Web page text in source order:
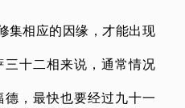
集相应的因缘，才能出现
十二相来说，通常情况
，最快也要经过九十一